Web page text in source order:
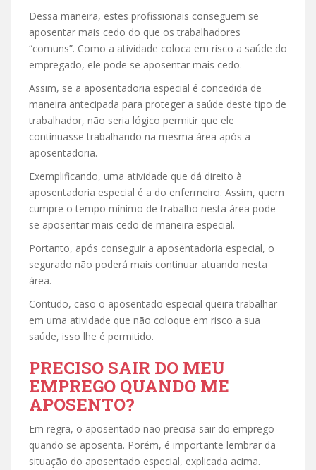
Dessa maneira, estes profissionais conseguem se
aposentar mais cedo do que os trabalhadores
“comuns”. Como a atividade coloca em risco a saúde do
empregado, ele pode se aposentar mais cedo.
Assim, se a aposentadoria especial é concedida de
maneira antecipada para proteger a saúde deste tipo de
trabalhador, não seria lógico permitir que ele
continuasse trabalhando na mesma área após a
aposentadoria.
Exemplificando, uma atividade que dá direito à
aposentadoria especial é a do enfermeiro. Assim, quem
cumpre o tempo mínimo de trabalho nesta área pode
se aposentar mais cedo de maneira especial.
Portanto, após conseguir a aposentadoria especial, o
segurado não poderá mais continuar atuando nesta
área.
Contudo, caso o aposentado especial queira trabalhar
em uma atividade que não coloque em risco a sua
saúde, isso lhe é permitido.
PRECISO SAIR DO MEU
EMPREGO QUANDO ME
APOSENTO?
Em regra, o aposentado não precisa sair do emprego
quando se aposenta. Porém, é importante lembrar da
situação do aposentado especial, explicada acima.